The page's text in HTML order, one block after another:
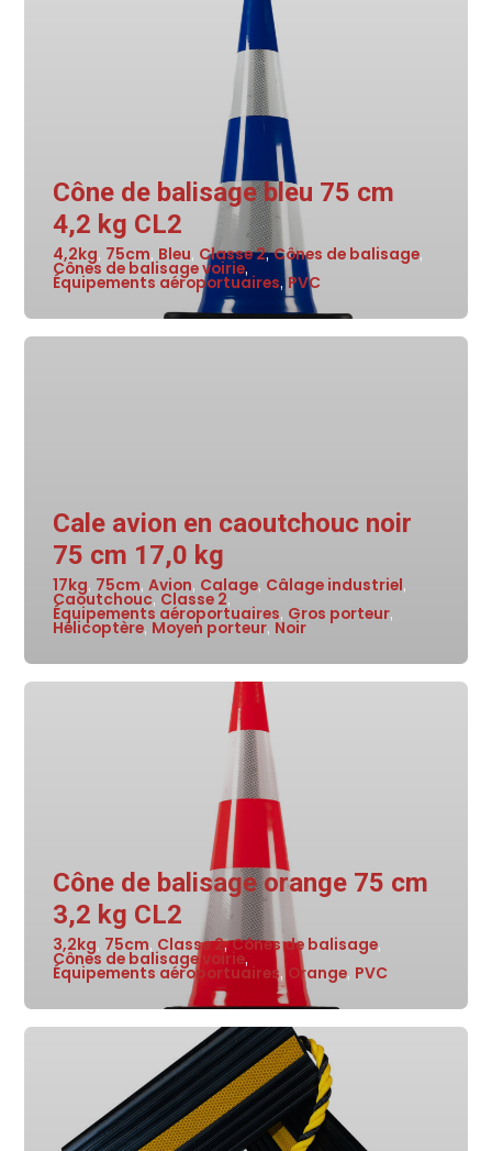
Cône de balisage bleu 75 cm
4,2 kg CL2
4,2kg, 75cm, Bleu, Classe 2,Cônes de balisage,
Cônes de balisage voirie,
Équipements aéroportuaires,PVC
Cale avion en caoutchouc noir
75 cm 17,0 kg
17kg, 75cm, Avion, Calage, Câlage industriel,
Caoutchouc, Classe 2,
Équipements aéroportuaires, Gros porteur,
Hélicoptère, Moyen porteur, Noir
Cône de balisage orange 75 cm
3,2 kg CL2
3,2kg, 75cm, Classe 2,Cônes de balisage,
Cônes de balisage voirie,
Équipements aéroportuaires,Orange, PVC